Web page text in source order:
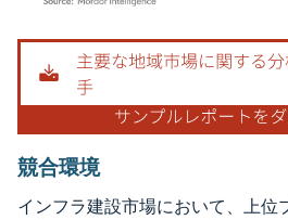
画像 © Mordor Intelligence。再利用にはCC
競合環境
インフラ建設市場において、上位